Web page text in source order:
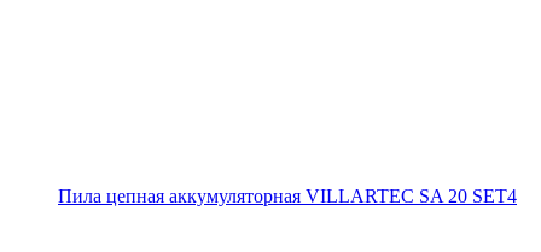
Пила цепная аккумуляторная VILLARTEC SA 20 SET4